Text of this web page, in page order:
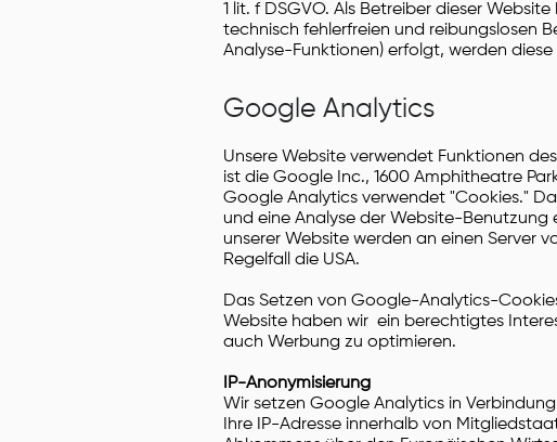
1 lit. f DSGVO. Als Betreiber dieser
technisch fehlerfreien und reibungslosen
Analyse-Funktionen) erfolgt, werden
Google Analytics
Unsere Website verwendet Funktionen
ist die Google Inc., 1600 Amphitheatre
Google Analytics verwendet "Cookies."
und eine Analyse der Website-
unserer Website werden an einen Server
Regelfall die USA.
Das Setzen von Google-Analytics-
Website haben wir ein berechtigtes
auch Werbung zu optimieren.
IP-Anonymisierung
Wir setzen Google Analytics in
Ihre IP-Adresse innerhalb von